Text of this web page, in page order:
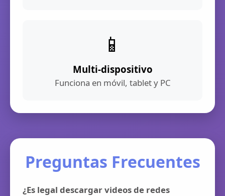
📱
Multi-dispositivo
Funciona en móvil, tablet y PC
Preguntas Frecuentes
¿Es legal descargar videos de redes